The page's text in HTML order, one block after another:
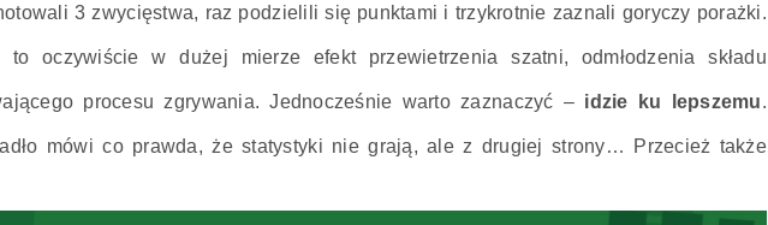
3 zwycięstwa, raz podzielili się punktami i trzykrotnie zaznali goryczy porażki.
oczywiście w dużej mierze efekt przewietrzenia szatni, odmłodzenia składu
procesu zgrywania. Jednocześnie warto zaznaczyć – idzie ku lepszemu.
mówi co prawda, że statystyki nie grają, ale z drugiej strony… Przecież także